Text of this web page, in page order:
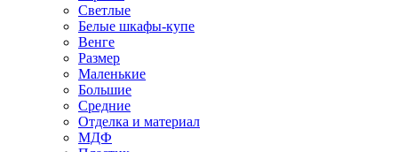
Светлые
Белые шкафы-купе
Венге
Размер
Маленькие
Большие
Средние
Отделка и материал
МДФ